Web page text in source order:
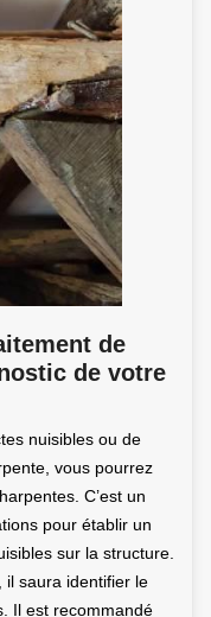
de
de votre
nuisibles ou de
vous pourrez
C’est un
pour établir un
sur la structure.
il saura identifier le
Il est recommandé